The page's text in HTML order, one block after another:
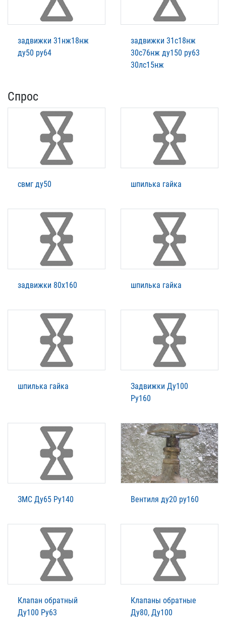
задвижки 31нж18нж
ду50 ру64
задвижки 31с18нж
30с76нж ду150 ру63
30лс15нж
Спрос
свмг ду50 шпилька гайка
задвижки 80х160 шпилька гайка
шпилька гайка
Задвижки Ду100
Ру160
ЗМС Ду65 Ру140 Вентиля ду20 ру160
Клапан обратный
Ду100 Ру63
Клапаны обратные
Ду80, Ду100